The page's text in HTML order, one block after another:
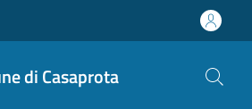
di Casaprota